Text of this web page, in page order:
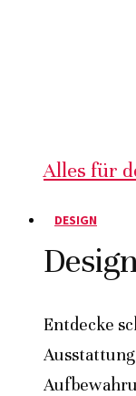
Alles für
DESIGN
Entdecke